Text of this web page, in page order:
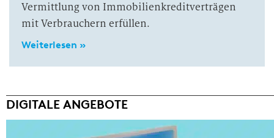
Vermittlung von Immobilienkreditverträgen
mit Verbrauchern erfüllen.
Weiterlesen »
DIGITALE ANGEBOTE